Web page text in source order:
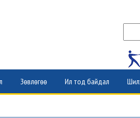
Зөвлөгөө Ил тод байдал